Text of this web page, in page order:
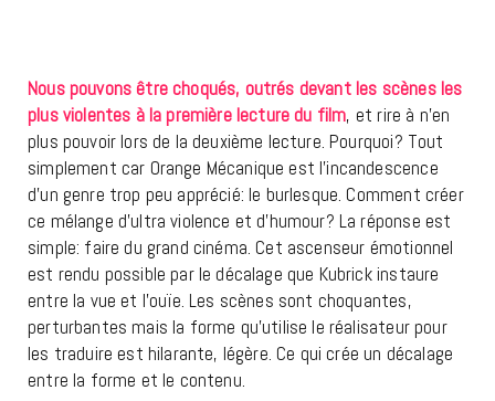
Nous pouvons être choqués, outrés devant les scènes les
plus violentes à la première lecture du film, et rire à n’en
plus pouvoir lors de la deuxième lecture. Pourquoi? Tout
simplement car Orange Mécanique est l’incandescence
d’un genre trop peu apprécié: le burlesque. Comment créer
ce mélange d’ultra violence et d’humour? La réponse est
simple: faire du grand cinéma. Cet ascenseur émotionnel
est rendu possible par le décalage que Kubrick instaure
entre la vue et l’ouïe. Les scènes sont choquantes,
perturbantes mais la forme qu’utilise le réalisateur pour
les traduire est hilarante, légère. Ce qui crée un décalage
entre la forme et le contenu.